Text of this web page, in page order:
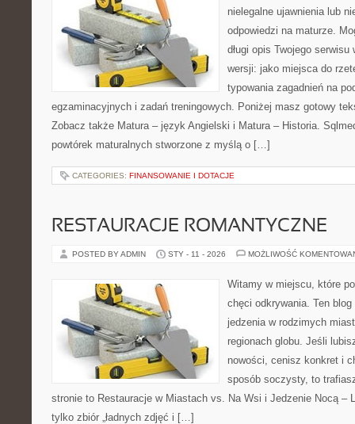
nielegalne ujawnienia lub
odpowiedzi na maturze.
długi opis Twojego
wersji: jako miejsca do
typowania zagadnień na
egzaminacyjnych i zadań treningowych. Poniżej masz gotowy
Zobacz także Matura – język Angielski i Matura – Historia.
powtórek maturalnych stworzone z myślą o […]
CATEGORIES: FINANSOWANIE I DOTACJE
RESTAURACJE ROMANTYCZNE
POSTED BY ADMIN STY - 11 - 2026 MOŻLIWOŚĆ
Witamy w miejscu, które
chęci odkrywania. Ten
jedzenia w rodzimych
regionach globu. Jeśli
nowości, cenisz konkret i
sposób soczysty, to
stronie to Restauracje w Miastach vs. Na Wsi i Jedzenie Nocą –
tylko zbiór „ładnych zdjęć i […]